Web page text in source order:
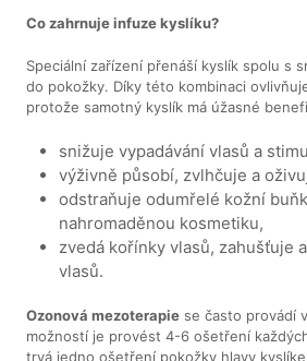
Co zahrnuje infuze kyslíku?
Speciální zařízení přenáší kyslík spolu s
do pokožky. Díky této kombinaci
protože samotný kyslík má úžasné
snižuje vypadávání vlasů a
výživně působí, zvlhčuje a
odstraňuje odumřelé kožní
nahromaděnou kosmetiku,
zvedá kořínky vlasů, zahušťuje
vlasů.
Ozonová mezoterapie se často provádí
možností je provést 4-6 ošetření
trvá jedno ošetření pokožky hlavy